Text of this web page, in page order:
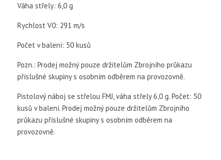
Váha střely: 6,0 g
Rychlost V0: 291 m/s
Počet v balení: 50 kusů
Pozn.: Prodej možný pouze držitelům Zbrojního průkazu
příslušné skupiny s osobním odběrem na provozovně.
Pistolový náboj se střelou FMJ, váha střely 6,0 g. Počet: 50
kusů v balení. Prodej možný pouze držitelům Zbrojního
průkazu příslušné skupiny s osobním odběrem na
provozovně.